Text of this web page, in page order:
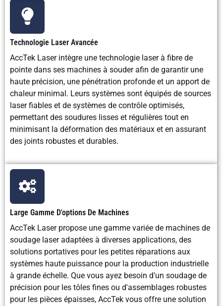
Technologie Laser Avancée
AccTek Laser intègre une technologie laser à fibre de
pointe dans ses machines à souder afin de garantir une
haute précision, une pénétration profonde et un apport de
chaleur minimal. Leurs systèmes sont équipés de sources
laser fiables et de systèmes de contrôle optimisés,
permettant des soudures lisses et régulières tout en
minimisant la déformation des matériaux et en assurant
des joints robustes et durables.
Large Gamme D'options De Machines
AccTek Laser propose une gamme variée de machines de
soudage laser adaptées à diverses applications, des
solutions portatives pour les petites réparations aux
systèmes haute puissance pour la production industrielle
à grande échelle. Que vous ayez besoin d'un soudage de
précision pour les tôles fines ou d'assemblages robustes
pour les pièces épaisses, AccTek vous offre une solution